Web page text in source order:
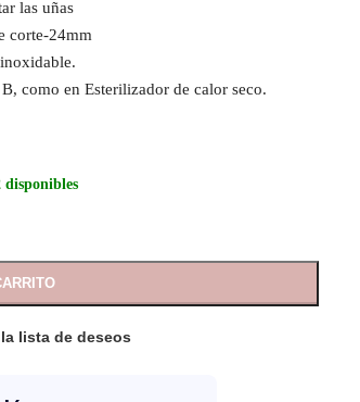
las uñas
corte-24mm
como en Esterilizador de calor seco.
disponibles
lista de deseos